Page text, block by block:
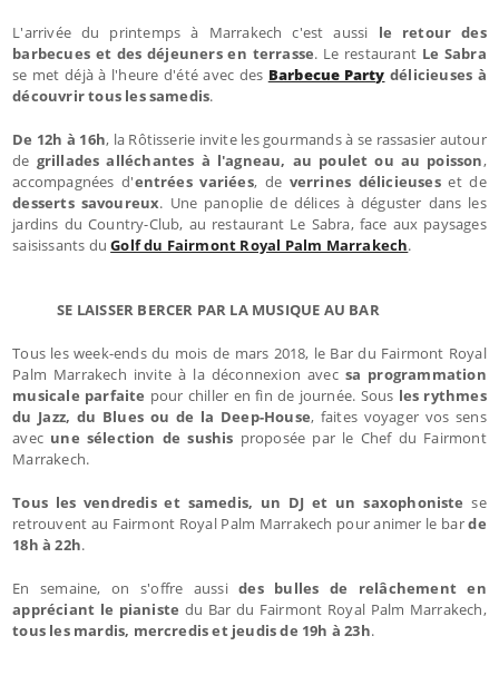
L'arrivée du printemps à Marrakech c'est aussi le retour des
barbecues et des déjeuners en terrasse. Le restaurant Le Sabra
se met déjà à l'heure d'été avec des Barbecue Party délicieuses à
découvrir tous les samedis.
De 12h à 16h, la Rôtisserie invite les gourmands à se rassasier autour
de grillades alléchantes à l'agneau, au poulet ou au poisson,
accompagnées d'entrées variées, de verrines délicieuseset de
desserts savoureux. Une panoplie de délices à déguster dans les
jardins du Country-Club, au restaurant Le Sabra, face aux paysages
saisissants duGolf du Fairmont Royal Palm Marrakech.
SE LAISSER BERCER PAR LA MUSIQUE AU BAR
Tous les week-ends du mois de mars 2018, le Bar du Fairmont Royal
Palm Marrakech invite à la déconnexion avec sa programmation
musicale parfaite pour chiller en fin de journée. Sous les rythmes
du Jazz, du Blues ou de la Deep-House, faites voyager vos sens
avecune sélection de sushis proposée par le Chef du Fairmont
Marrakech.
Tous les vendredis et samedis, un DJ et un saxophonistese
retrouvent au Fairmont Royal Palm Marrakech pour animer le barde
18h à 22h.
En semaine, on s'offre aussides bulles de relâchement en
appréciant le pianiste du Bar du Fairmont Royal Palm Marrakech,
tous les mardis, mercredis et jeudis de 19h à 23h.